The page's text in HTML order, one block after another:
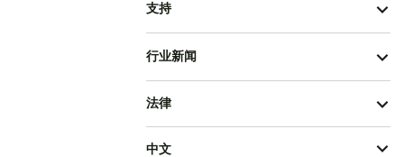
支持
行业新闻
法律
中文